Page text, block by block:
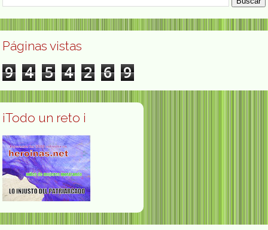
Páginas vistas
9 4 5 4 2 6 9
¡Todo un reto ¡